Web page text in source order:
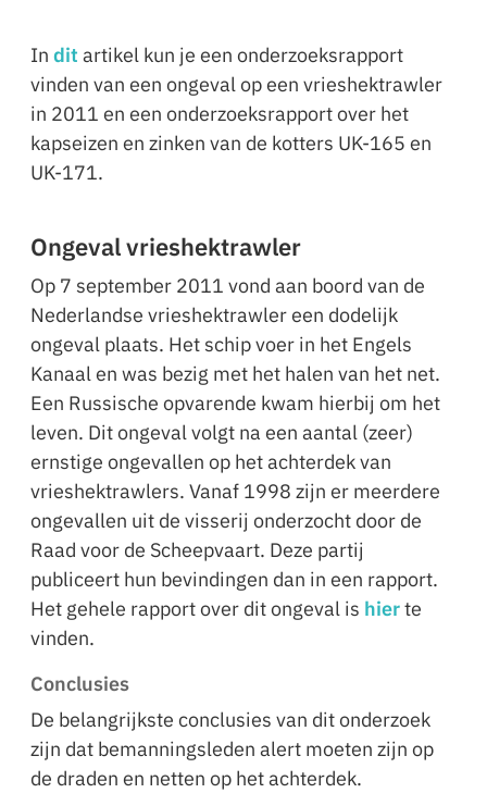
In dit artikel kun je een onderzoeksrapport
vinden van een ongeval op een vrieshektrawler
in 2011 en een onderzoeksrapport over het
kapseizen en zinken van de kotters UK-165 en
UK-171.
Ongeval vrieshektrawler
Op 7 september 2011 vond aan boord van de
Nederlandse vrieshektrawler een dodelijk
ongeval plaats. Het schip voer in het Engels
Kanaal en was bezig met het halen van het net.
Een Russische opvarende kwam hierbij om het
leven. Dit ongeval volgt na een aantal (zeer)
ernstige ongevallen op het achterdek van
vrieshektrawlers. Vanaf 1998 zijn er meerdere
ongevallen uit de visserij onderzocht door de
Raad voor de Scheepvaart. Deze partij
publiceert hun bevindingen dan in een rapport.
Het gehele rapport over dit ongeval is hierte
vinden.
Conclusies
De belangrijkste conclusies van dit onderzoek
zijn dat bemanningsleden alert moeten zijn op
de draden en netten op het achterdek.